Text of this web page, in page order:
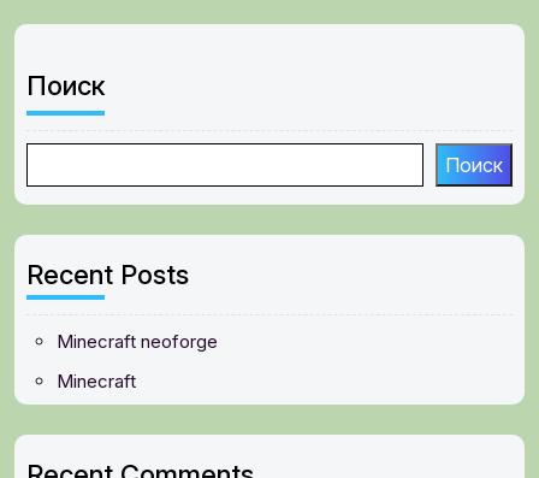
Поиск
Поиск
Recent Posts
Minecraft neoforge
Minecraft